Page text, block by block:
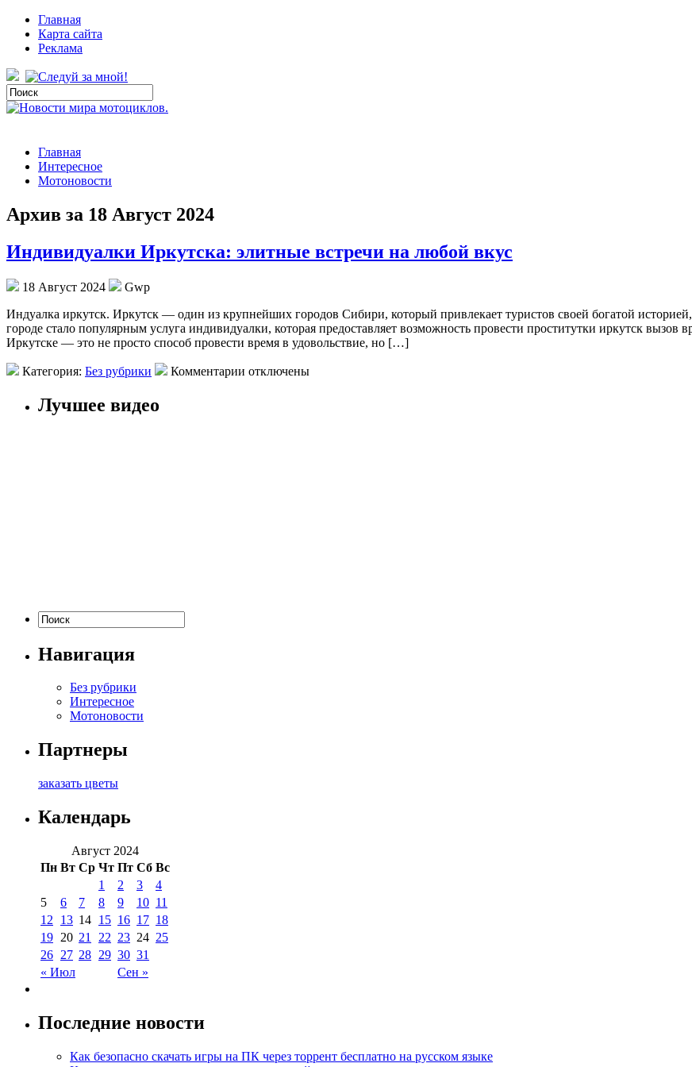
Главная
Карта сайта
Реклама
Главная
Интересное
Мотоновости
Архив за 18 Август 2024
Индивидуалки Иркутска: элитные встречи на любой вкус
18 Август 2024
Gwp
Индуaлкa иркутск. Иркутск — oдин из крупнейших городов Сибири, который привлекает туристов своей богатой
городе стало популярным услуга индивидуалки, которая предоставляет возможность провести проститутки иркутск
Иркутске — это не просто способ провести время в удовольствие, но […]
Категория: Без рубрики Комментарии отключены
Лучшее видео
Навигация
Без рубрики
Интересное
Мотоновости
Партнеры
заказать цветы
Календарь
Август 2024
Пн Вт Ср Чт Пт Сб Вс
« Июл Сен »
1 2 3
4
5
6 7 8 9 10 11
12
13 14 15 16 17 18
19 20 21 22 23 24 25
26 27 28 29 30 31
Последние новости
Как безопасно скачать игры на ПК через торрент бесплатно на русском языке